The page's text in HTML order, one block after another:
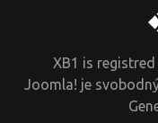
XB1 is
Joomla! je